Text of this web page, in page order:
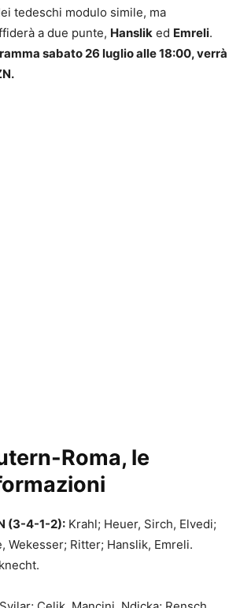
tedeschi modulo simile, ma
a due punte, Hanslik ed Emreli.
sabato 26 luglio alle 18:00, verrà
Roma, le
(3-4-1-2): Krahl; Heuer, Sirch, Elvedi;
Wekesser; Ritter; Hanslik, Emreli.